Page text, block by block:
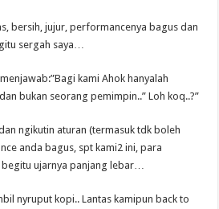
bersih, jujur, performancenya bagus dan
sergah saya…
kami Ahok hanyalah
bukan seorang pemimpin..” Loh koq..?”
ngikutin aturan (termasuk tdk boleh
anda bagus, spt kami2 ini, para
ujarnya panjang lebar…
nyruput kopi.. Lantas kamipun back to